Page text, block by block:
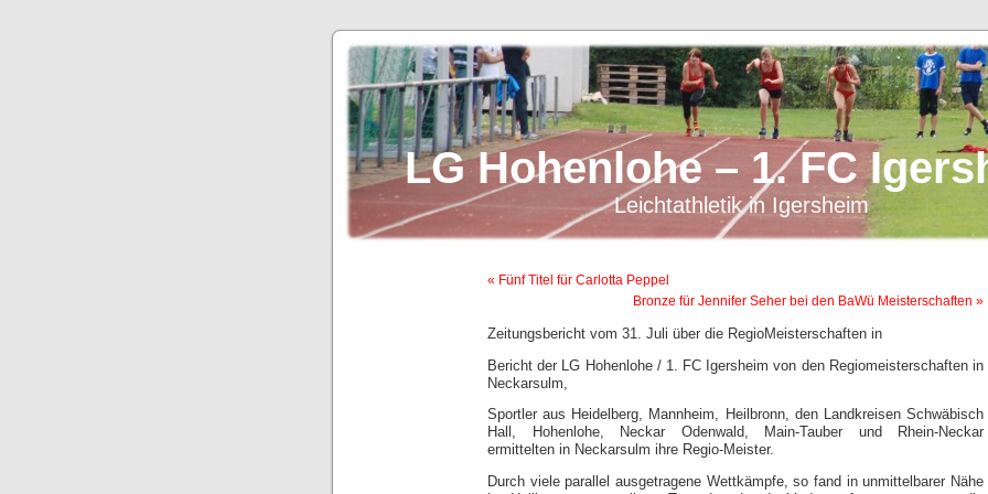
LG Hohenlohe – 1. FC
Leichtathletik in Igersheim
« Fünf Titel für Carlotta Peppel
Bronze für Jennifer Seher bei den BaWü Meisterschaften »
Zeitungsbericht vom 31. Juli über die RegioMeisterschaften in
Bericht der LG Hohenlohe / 1. FC Igersheim von den Regiomeisterschaften in
Neckarsulm,
Sportler aus Heidelberg, Mannheim, Heilbronn, den Landkreisen Schwäbisch
Hall, Hohenlohe, Neckar Odenwald, Main-Tauber und Rhein-Neckar
ermittelten in Neckarsulm ihre Regio-Meister.
Durch viele parallel ausgetragene Wettkämpfe, so fand in unmittelbarer Nähe